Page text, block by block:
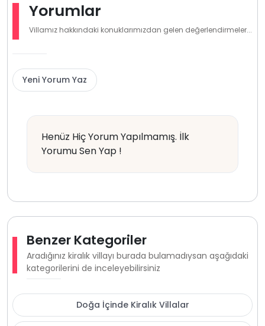
Yorumlar
Villamız hakkındaki konuklarımızdan gelen değerlendirmeler...
Yeni Yorum Yaz
Henüz Hiç Yorum Yapılmamış. İlk
Yorumu Sen Yap !
Benzer Kategoriler
Aradığınız kiralık villayı burada bulamadıysan aşağıdaki
kategorilerini de inceleyebilirsiniz
Doğa İçinde Kiralık Villalar